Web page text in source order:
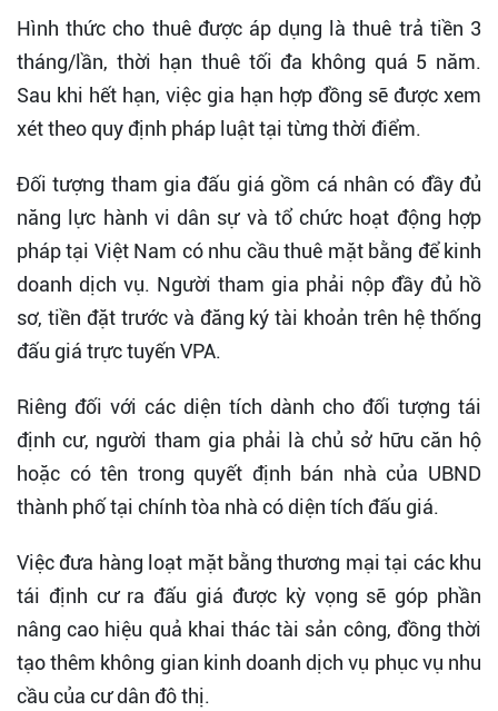
Hình thức cho thuê được áp dụng là thuê trả tiền 3
tháng/lần, thời hạn thuê tối đa không quá 5 năm.
Sau khi hết hạn, việc gia hạn hợp đồng sẽ được xem
xét theo quy định pháp luật tại từng thời điểm.
Đối tượng tham gia đấu giá gồm cá nhân có đầy đủ
năng lực hành vi dân sự và tổ chức hoạt động hợp
pháp tại Việt Nam có nhu cầu thuê mặt bằng để kinh
doanh dịch vụ. Người tham gia phải nộp đầy đủ hồ
sơ, tiền đặt trước và đăng ký tài khoản trên hệ thống
đấu giá trực tuyến VPA.
Riêng đối với các diện tích dành cho đối tượng tái
định cư, người tham gia phải là chủ sở hữu căn hộ
hoặc có tên trong quyết định bán nhà của UBND
thành phố tại chính tòa nhà có diện tích đấu giá.
Việc đưa hàng loạt mặt bằng thương mại tại các khu
tái định cư ra đấu giá được kỳ vọng sẽ góp phần
nâng cao hiệu quả khai thác tài sản công, đồng thời
tạo thêm không gian kinh doanh dịch vụ phục vụ nhu
cầu của cư dân đô thị.